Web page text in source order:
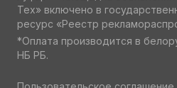
Тех» включено в
ресурс «Реестр
*Оплата производится в
НБ РБ.